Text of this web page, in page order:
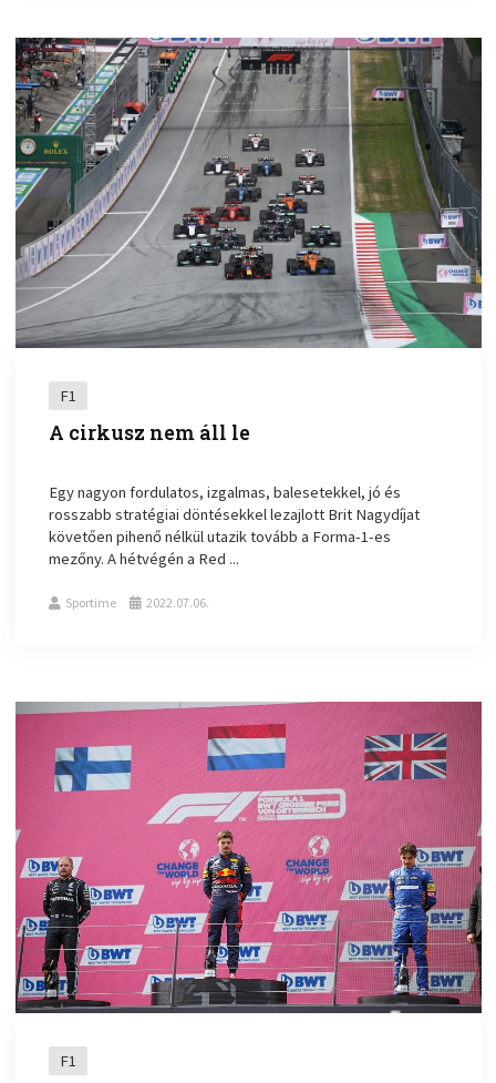
F1
A cirkusz nem áll le
Egy nagyon fordulatos, izgalmas, balesetekkel, jó és
rosszabb stratégiai döntésekkel lezajlott Brit Nagydíjat
követően pihenő nélkül utazik tovább a Forma-1-es
mezőny. A hétvégén a Red ...
Sportime 2022.07.06.
F1